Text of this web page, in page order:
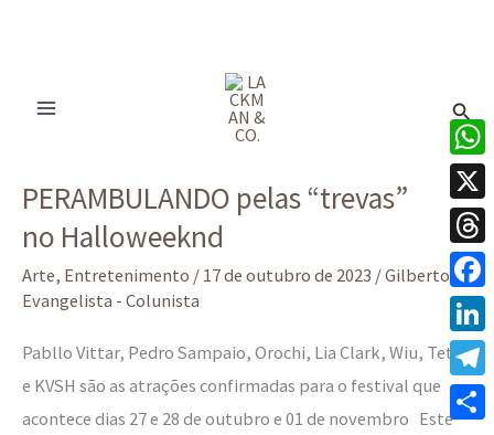
PERAMBULANDO pelas “trevas”
no Halloweeknd
Arte, Entretenimento / 17 de outubro de 2023 /Gilberto
Evangelista - Colunista
Pabllo Vittar, Pedro Sampaio, Orochi, Lia Clark, Wiu, Teto
e KVSH são as atrações confirmadas para o festival que
acontece dias 27 e 28 de outubro e 01 de novembro Este
pelas
“trevas”
no Halloweeknd
X